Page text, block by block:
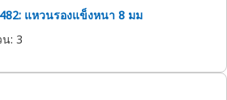
แหวนรองแข็งหนา 8 มม
น: 3